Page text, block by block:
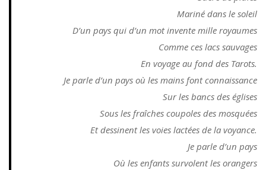
Mariné dans le soleil
D’un pays qui d’un mot invente mille royaumes
Comme ces lacs sauvages
En voyage au fond des Tarots.
Je parle d’un pays où les mains font connaissance
Sur les bancs des églises
Sous les fraîches coupoles des mosquées
Et dessinent les voies lactées de la voyance.
Je parle d’un pays
Où les enfants survolent les orangers